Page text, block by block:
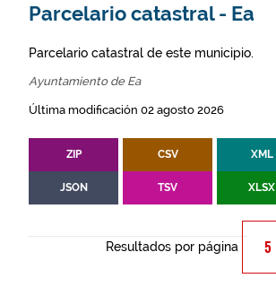
Parcelario catastral - Ea
Parcelario catastral de este municipio.
Ayuntamiento de Ea
Última modificación 02 agosto 2026
ZIP CSV XML
JSON TSV XLSX
Resultados por página